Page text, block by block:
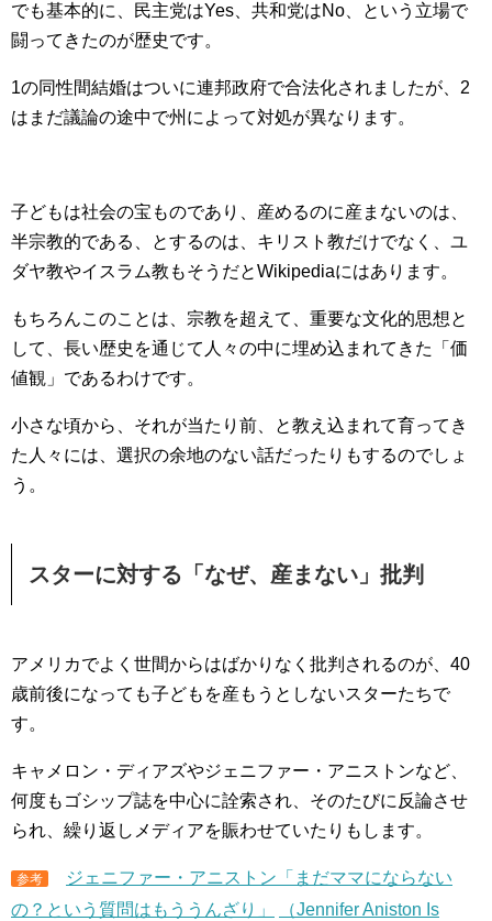
でも基本的に、民主党はYes、共和党はNo、という立場で
闘ってきたのが歴史です。
1の同性間結婚はついに連邦政府で合法化されましたが、2
はまだ議論の途中で州によって対処が異なります。
子どもは社会の宝ものであり、産めるのに産まないのは、
半宗教的である、とするのは、キリスト教だけでなく、ユ
ダヤ教やイスラム教もそうだとWikipediaにはあります。
もちろんこのことは、宗教を超えて、重要な文化的思想と
して、長い歴史を通じて人々の中に埋め込まれてきた「価
値観」であるわけです。
小さな頃から、それが当たり前、と教え込まれて育ってき
た人々には、選択の余地のない話だったりもするのでしょ
う。
スターに対する「なぜ、産まない」批判
アメリカでよく世間からはばかりなく批判されるのが、40
歳前後になっても子どもを産もうとしないスターたちで
す。
キャメロン・ディアズやジェニファー・アニストンなど、
何度もゴシップ誌を中心に詮索され、そのたびに反論させ
られ、繰り返しメディアを賑わせていたりもします。
参考
ジェニファー・アニストン「まだママにならない
の？という質問はもううんざり」
（Jennifer Aniston Is